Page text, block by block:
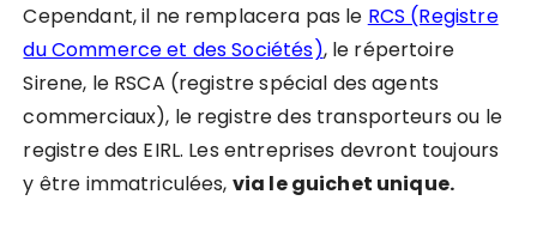
Cependant, il ne remplacera pas le RCS (Registre
du Commerce et des Sociétés), le répertoire
Sirene, le RSCA (registre spécial des agents
commerciaux), le registre des transporteurs ou le
registre des EIRL. Les entreprises devront toujours
y être immatriculées, via le guichet unique.